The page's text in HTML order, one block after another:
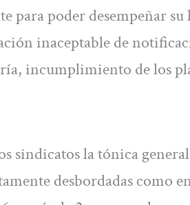
para poder desempeñar
inaceptable de
incumplimiento de los
sindicatos la tónica
desbordadas como